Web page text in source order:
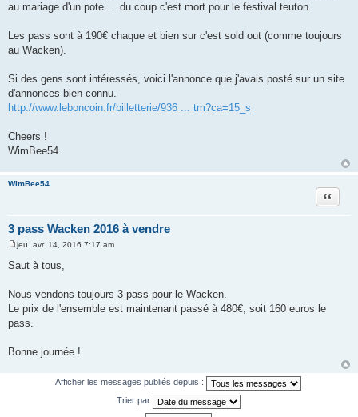
au mariage d'un pote.... du coup c'est mort pour le festival teuton.
Les pass sont à 190€ chaque et bien sur c'est sold out (comme toujours
au Wacken).
Si des gens sont intéressés, voici l'annonce que j'avais posté sur un site
d'annonces bien connu.
http://www.leboncoin.fr/billetterie/936 ... tm?ca=15_s
Cheers !
WimBee54
WimBee54
3 pass Wacken 2016 à vendre
Citer
M
s
g
e
jeu. avr. 14, 2016 7:17 am
Saut à tous,
Nous vendons toujours 3 pass pour le Wacken.
Le prix de l'ensemble est maintenant passé à 480€, soit 160 euros le
pass.
Bonne journée !
Afficher les messages publiés depuis :
Trier par